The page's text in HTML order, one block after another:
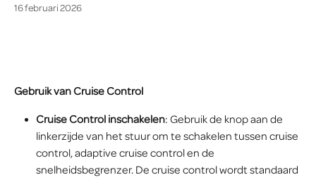
16 februari 2026
Gebruik van Cruise Control
Cruise Control inschakelen: Gebruik de knop aan de
linkerzijde van het stuur om te schakelen tussen cruise
control, adaptive cruise control en de
snelheidsbegrenzer. De cruise control wordt standaard